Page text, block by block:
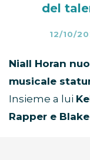
del
12/10/
Niall Horan
musicale
Insieme a lui
Rapper e